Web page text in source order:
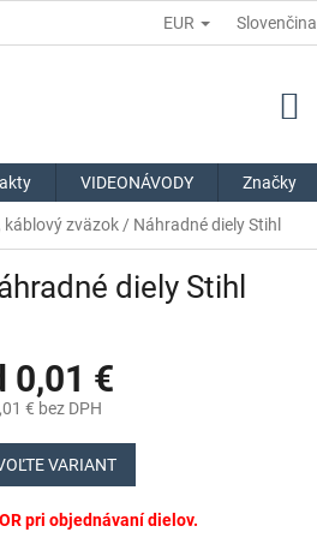
EUR Slovenčina
VIDEONÁVODY Značky
zväzok / Náhradné diely Stihl
diely Stihl
0,01 €
€ bez DPH
VARIANT
pri objednávaní dielov.